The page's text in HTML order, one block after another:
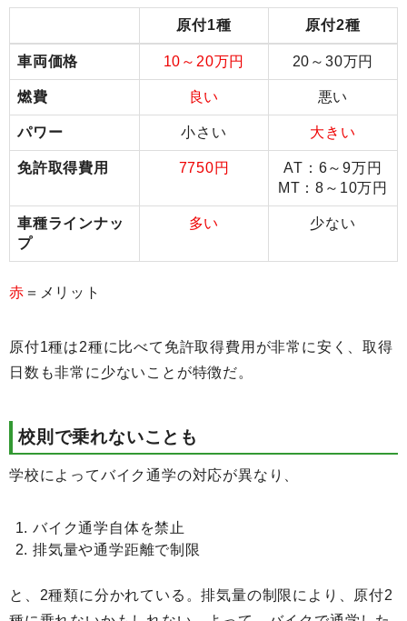
原付1種 原付2種
車両価格 10～20万円 20～30万円
燃費 良い 悪い
パワー 小さい 大きい
免許取得費用 7750円
AT：6～9万円
MT：8～10万円
車種ラインナッ
プ
多い 少ない
赤 ＝メリット
原付1種は2種に比べて免許取得費用が非常に安く、取得
日数も非常に少ないことが特徴だ。
校則で乗れないことも
学校によってバイク通学の対応が異なり、
バイク通学自体を禁止
排気量や通学距離で制限
と、2種類に分かれている。排気量の制限により、原付2